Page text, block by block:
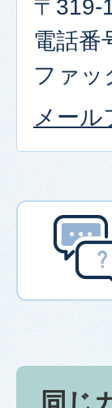
〒319-
電話番
ファッ
メール